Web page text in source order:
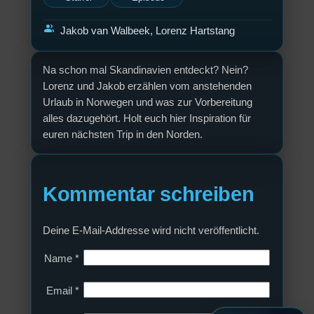
Na schon mal Skandinavien entdeckt? Nein?
Lorenz und Jakob erzählen vom anstehenden
Urlaub in Norwegen und was zur Vorbereitung
alles dazugehört. Holt euch hier Inspiration für
euren nächsten Trip in den Norden.
Kommentar schreiben
Deine E-Mail-Addresse wird nicht veröffentlicht.
Name *
Email *
group Jakob van Walbeek, Lorenz Hartstang